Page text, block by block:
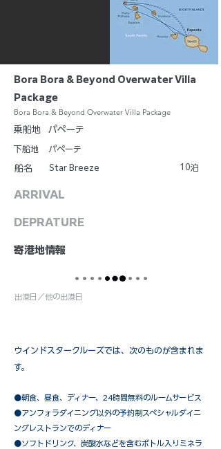
Bora Bora & Beyond Overwater Villa
Package
Bora Bora & Beyond Overwater Villa Package
乗船地
下船地
船名
パペーテ
パペーテ
Star Breeze 10泊
ARRIVAL
DEPRATURE
​寄港地情報
出港日／他の出港日
ウインドスタークルーズでは、次のものが含まれま
す。
●朝食、昼食、ディナー、24時間無料のルームサービス
​●アンフォラダイニング以外の予約制スペシャルダイニ
ングレストランでのディナー
●ソフトドリンク、炭酸水などを含むボトル入りミネラ